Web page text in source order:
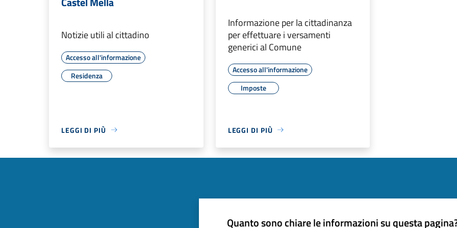
Notizie utili al cittadino
Accesso all'informazione
Residenza
LEGGI DI PIÙ
Informazione per la cittadinanza
per effettuare i versamenti
generici al Comune
Accesso all'informazione
Imposte
LEGGI DI PIÙ
Quanto sono chiare le informazioni su questa